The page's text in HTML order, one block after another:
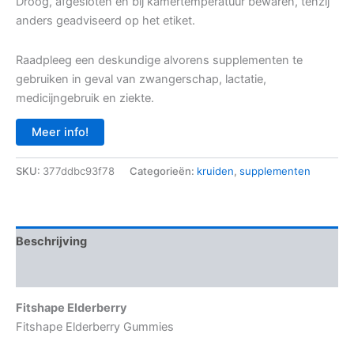
anders geadviseerd op het etiket.
Raadpleeg een deskundige alvorens supplementen te
gebruiken in geval van zwangerschap, lactatie,
medicijngebruik en ziekte.
Meer info!
SKU: 377ddbc93f78 Categorieën: kruiden, supplementen
Beschrijving
Fitshape Elderberry
Fitshape Elderberry Gummies